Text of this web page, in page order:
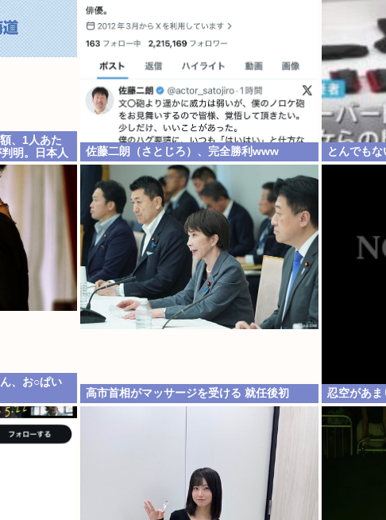
、1人あた
明。日本人
佐藤二朗（さとじろ）、完全勝利www とんでも
、お○ぱい
高市首相がマッサージを受ける 就任後初 忍空があま